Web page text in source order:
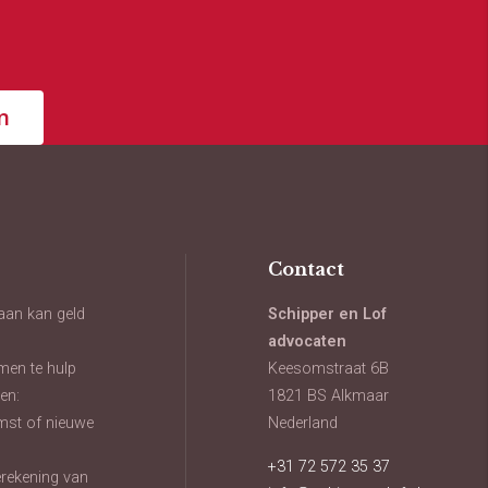
kan geld
te hulp
of nieuwe
van
Contact
Schipper en Lof
advocaten
Keesomstraat 6B
1821 BS Alkmaar
Nederland
+31 72 572 35 37